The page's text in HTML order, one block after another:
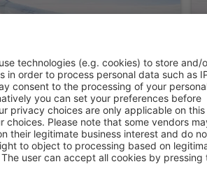
Retreat
2026, 2 nopți